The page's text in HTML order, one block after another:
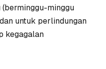
minggu
untuk perlindungan
kegagalan